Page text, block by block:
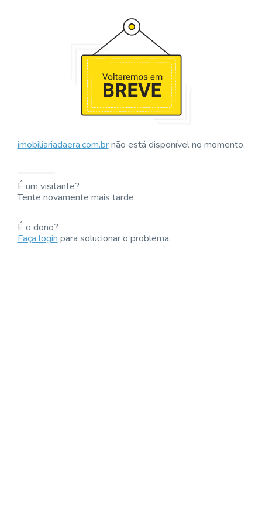
imobiliariadaera.com.brnão está disponível no momento.
É um visitante?
Tente novamente mais tarde.
É o dono?
Faça loginpara solucionar o problema.